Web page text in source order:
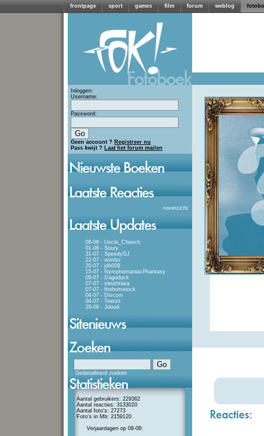
frontpage sport games film forum weblog
Inloggen:
Username:
Password:
Geen account ? Registreer nu
Pass kwijt ? Laat het forum mailen
»overzicht
06-08 - Uncle_Cheech
01-08 - Soury
31-07 - SpeedyGJ
22-07 - wimbo
20-07 - jdh009
15-07 - NymphomaniacPhantasy
09-07 - Dagoduck
07-07 - sleuthtiara
07-07 - firehomesick
04-07 - Divcom
04-07 - Teerzii
29-06 - Jdood
Gedetailleerd zoeken
Aantal gebruikers: 229362
Aantal reacties: 3133020
Aantal foto's: 27273
Foto's in Mb: 2159120
Verjaardagen op 08-08: